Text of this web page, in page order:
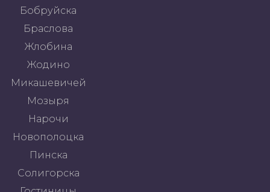
Бобруйска
Браслова
Жлобина
Жодино
Микашевичей
Мозыря
Нарочи
Новополоцка
Пинска
Солигорска